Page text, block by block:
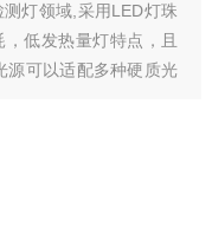
灯领域,采用LED灯珠
低发热量灯特点，且
源可以适配多种硬质光